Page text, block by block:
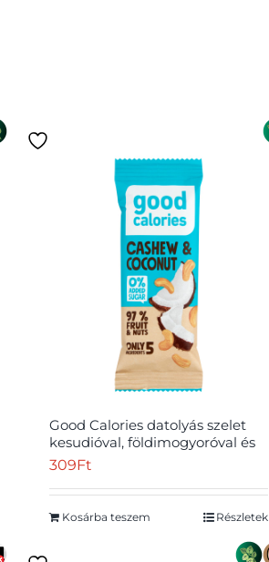
Good Calories datolyás szelet
kesudióval, földimogyoróval és
kókusszal 35 g
309Ft
Kosárba teszem Részletek